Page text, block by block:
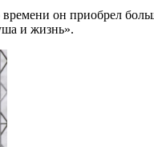
времени он приобрел
и жизнь».